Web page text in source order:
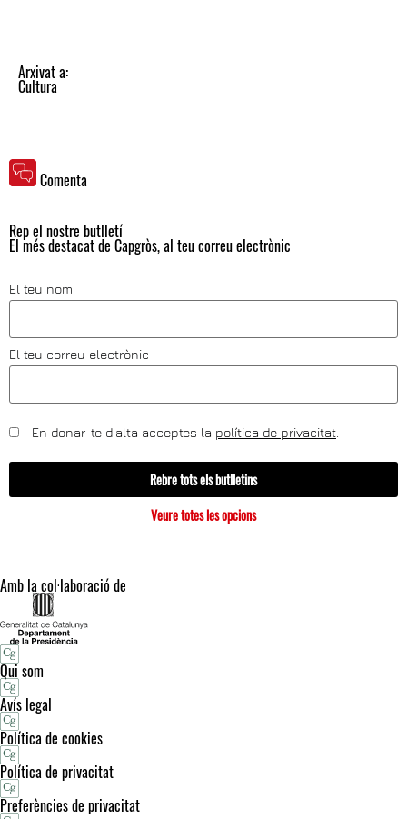
Arxivat a:
Cultura
Comenta
Rep el nostre butlletí
El més destacat de Capgròs, al teu correu electrònic
El teu nom
El teu correu electrònic
En donar-te d'alta acceptes la política de privacitat
Rebre tots els butlletins
Veure totes les opcions
Amb la col·laboració de
Qui som
Avís legal
Política de cookies
Política de privacitat
Preferències de privacitat